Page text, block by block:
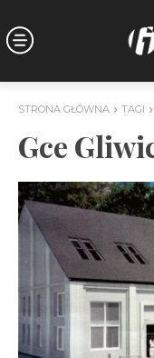
STRONA GŁÓWNA TAGI
Gce